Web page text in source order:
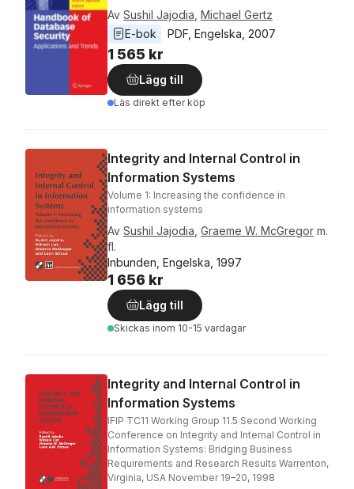
Av Sushil Jajodia Michael Gertz
E-bok
PDF Engelska 2007
1 565 kr
Lägg till
Läs direkt efter köp
Integrity and Internal Control in
Information Systems
Volume 1: Increasing the confidence in
information systems
Av Sushil Jajodia Graeme W. McGregor m.
fl.
Inbunden, Engelska, 1997
1 656 kr
Lägg till
Skickas inom 10-15 vardagar
Integrity and Internal Control in
Information Systems
IFIP TC11 Working Group 11.5 Second Working
Conference on Integrity and Internal Control in
Information Systems: Bridging Business
Requirements and Research Results Warrenton,
Virginia, USA November 19–20, 1998